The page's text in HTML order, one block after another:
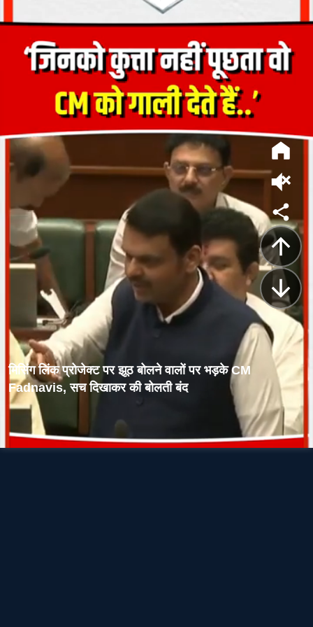
मिसिंग लिंक प्रोजेक्ट पर झूठ बोलने वालों पर भड़के CM
Fadnavis, सच दिखाकर की बोलती बंद